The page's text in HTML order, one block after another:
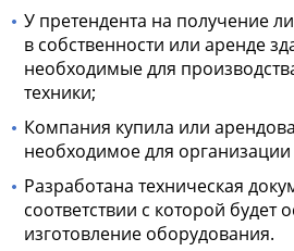
У претендента на получение
в собственности или аренде
необходимые для
техники;
Компания купила или
необходимое для организации
Разработана техническая
соответствии с которой будет
изготовление оборудования.